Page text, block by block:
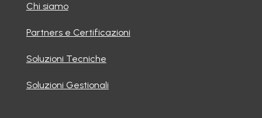
Chi siamo
Partners e Certificazioni
Soluzioni Tecniche
Soluzioni Gestionali